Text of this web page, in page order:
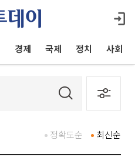
경제 국제 정치 사회
최신순
정확도순